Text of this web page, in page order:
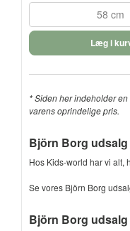
58 cm
Læg i
* Siden her indeholder
varens oprindelige pris.
Björn Borg udsalg
Hos Kids-world har vi alt,
Se vores Björn Borg
Björn Borg